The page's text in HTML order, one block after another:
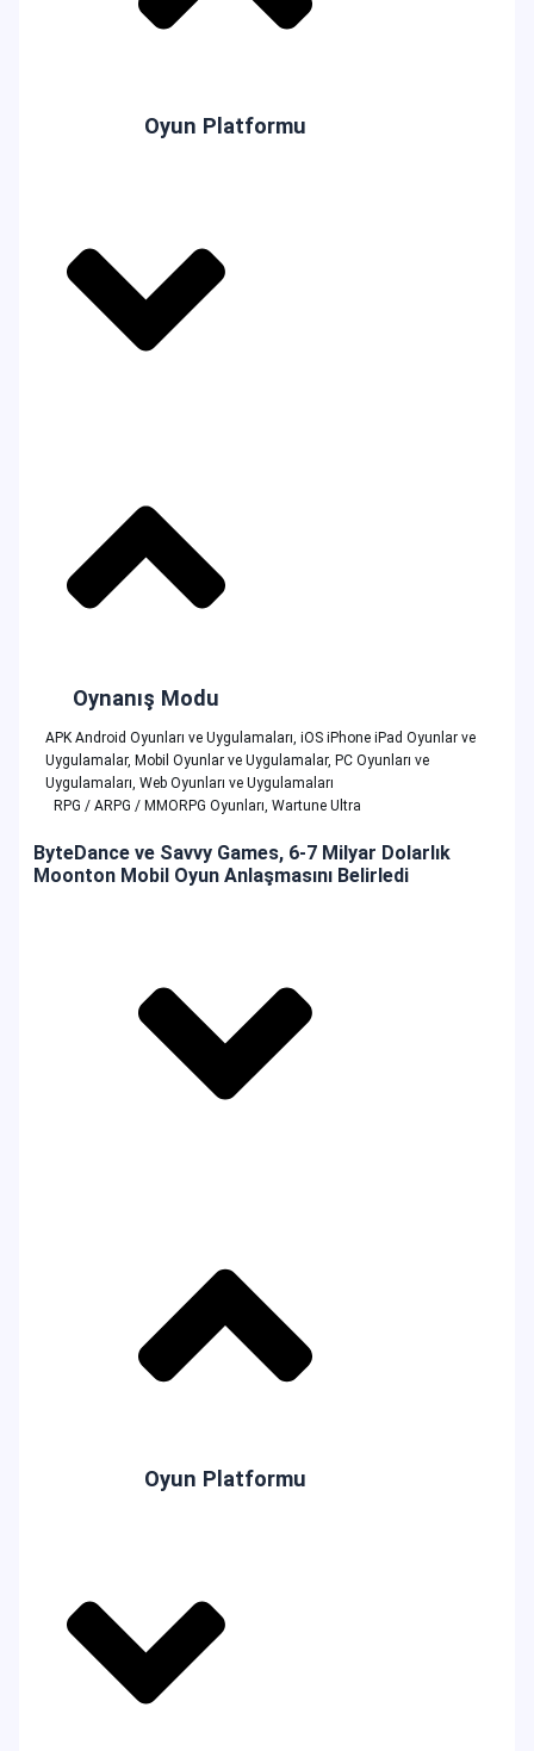
Oyun Platformu
Oynanış Modu
APK Android Oyunları ve Uygulamaları iOS iPhone iPad Oyunlar ve
Uygulamalar, Mobil Oyunlar ve Uygulamalar, PC Oyunları ve
Uygulamaları Web Oyunları ve Uygulamaları
RPG / ARPG / MMORPG Oyunları Wartune Ultra
ByteDance ve Savvy Games, 6-7 Milyar Dolarlık
Moonton Mobil Oyun Anlaşmasını Belirledi
Oyun Platformu